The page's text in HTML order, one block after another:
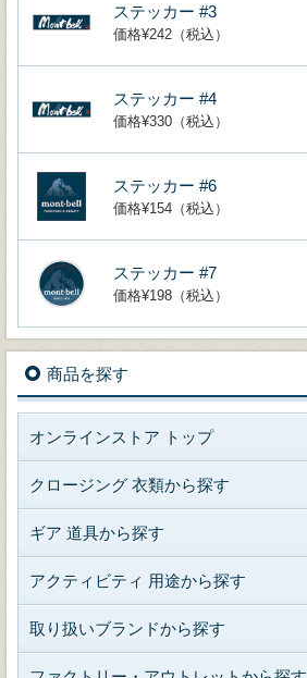
ステッカー #3
価格¥242（税込）
ステッカー #4
価格¥330（税込）
ステッカー #6
価格¥154（税込）
ステッカー #7
価格¥198（税込）
商品を探す
オンラインストア トップ
クロージング 衣類から探す
ギア 道具から探す
アクティビティ 用途から探す
取り扱いブランドから探す